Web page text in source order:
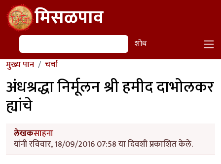
Skip to main contentमिसळपाव
शोध शोध
मुख्य पान चर्चा
अंधश्रद्धा निर्मूलन श्री हमीद दाभोलकर
ह्यांचे
लेखकसाहना
यांनी रविवार, 18/09/2016 07:58 या दिवशी प्रकाशित केले.